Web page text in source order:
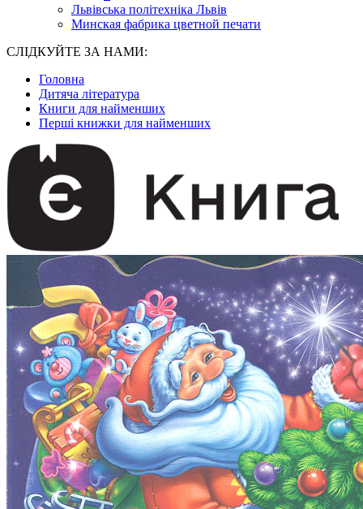
Львівська політехніка Львів
Минская фабрика цветной печати
СЛІДКУЙТЕ ЗА НАМИ:
Головна
Дитяча література
Книги для найменших
Перші книжки для найменших